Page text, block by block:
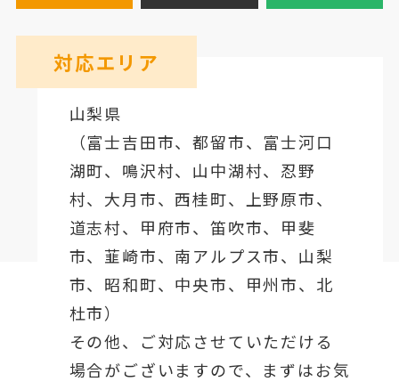
対応エリア
山梨県
（富士吉田市、都留市、 富士河口
湖町、鳴沢村、山中湖村、忍野
村、 大月市、西桂町、上野原市、
道志村、 甲府市、笛吹市、甲斐
市、韮崎市、南アルプス市、山梨
市、昭和町、中央市、甲州市、北
杜市）
その他、ご対応させていただける
場合がございますので、まずはお気